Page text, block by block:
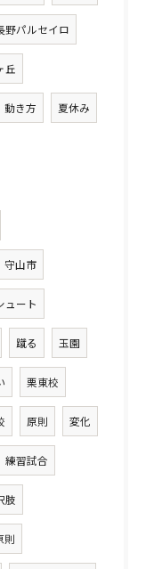
野パルセイロ
丘
動き方 夏休み
守山市
ュート
蹴る 玉園
栗東校
原則 変化
練習試合
肢
則